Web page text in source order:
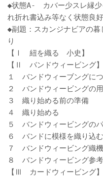
◆状態A- カバー少スレ縁
れ折れ書込み等なく状態良好
◆副題：スカンジナビアの
り
【Ⅰ 紐を織る 小史】
【Ⅱ バンドウィービング】
１ バンドウィーブングに
２ バンドウィービングの
３ 織り始める前の準備
４ 織り始める
５ バンドウィービングの
６ バンドに模様を織り込
７ バンドウィービング織
８ バンドウィービング参
【Ⅲ カードウィービング】